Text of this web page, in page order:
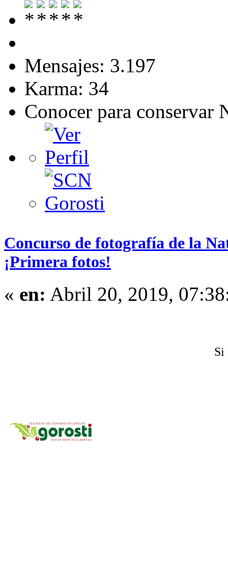
Mensajes: 3.197
Karma: 34
Conocer para conservar
Concurso de fotografía de la
¡Primera fotos!
« en: Abril 20, 2019,
Si